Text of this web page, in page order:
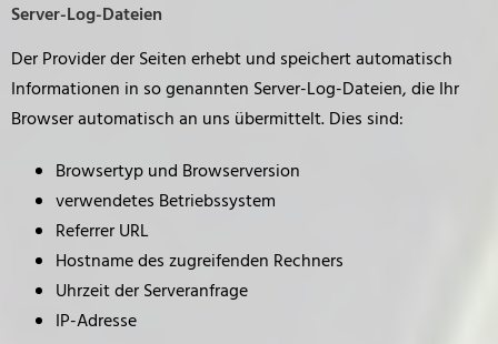
Server-Log-Dateien
Der Provider der Seiten erhebt und speichert automatisch
Informationen in so genannten Server-Log-Dateien, die Ihr
Browser automatisch an uns übermittelt. Dies sind:
Browsertyp und Browserversion
verwendetes Betriebssystem
Referrer URL
Hostname des zugreifenden Rechners
Uhrzeit der Serveranfrage
IP-Adresse